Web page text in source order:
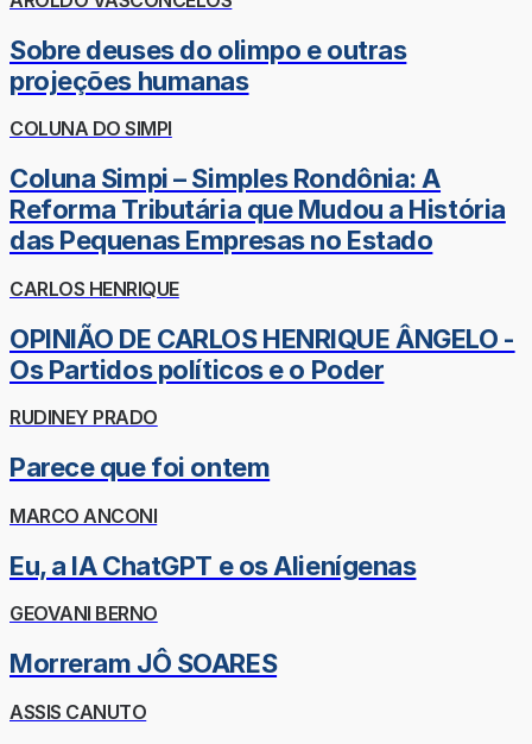
Sobre deuses do olimpo e outras
projeções humanas
COLUNA DO SIMPI
Coluna Simpi – Simples Rondônia: A
Reforma Tributária que Mudou a História
das Pequenas Empresas no Estado
CARLOS HENRIQUE
OPINIÃO DE CARLOS HENRIQUE ÂNGELO -
Os Partidos políticos e o Poder
RUDINEY PRADO
Parece que foi ontem
MARCO ANCONI
Eu, a IA ChatGPT e os Alienígenas
GEOVANI BERNO
Morreram JÔ SOARES
ASSIS CANUTO